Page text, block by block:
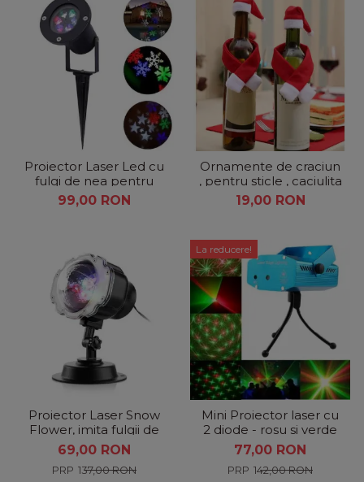
Proiector Laser Led cu
fulgi de nea pentru
Craciun
99,00 RON
Ornamente de craciun
, pentru sticle , caciulita
si fular
19,00 RON
Proiector Laser Snow
Flower, imita fulgii de
zapada
69,00 RON
137,00 RON
La reducere!
Mini Proiector laser cu
2 diode - rosu si verde
77,00 RON
142,00 RON